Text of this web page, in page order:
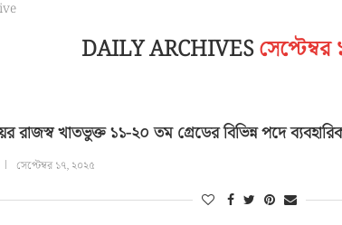
DAILY ARCHIVES
রাজস্ব খাতভুক্ত ১১-২০ তম গ্রেডের বিভিন্ন পদে
সেপ্টেম্বর ১৭, ২০২৫